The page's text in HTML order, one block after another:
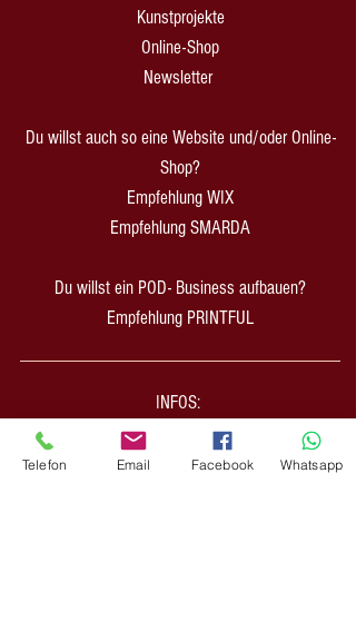
Kunstprojekte
Online-Shop
Newsletter
Du willst auch so eine Website und/oder Online-
Shop?
Empfehlung WIX
Empfehlung SMARDA
Du willst ein POD- Business aufbauen?
Empfehlung PRINTFUL
INFOS:
Zahlung & Versand
Impressum
Telefon Email Facebook Whatsapp